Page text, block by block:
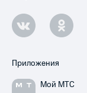
Приложения
Мой МТС